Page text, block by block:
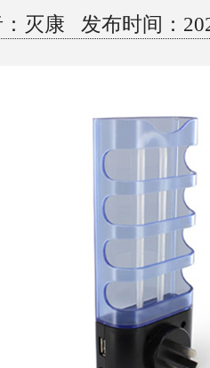
灭康 发布时间：